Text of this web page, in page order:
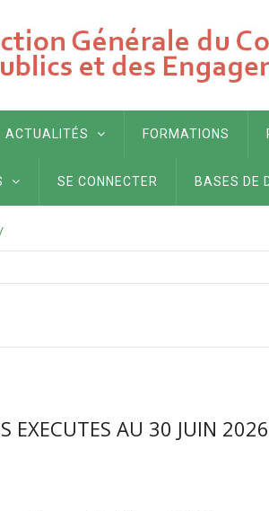
ACTUALITÉS FORMATIONS
SE CONNECTER BASES DE
EXECUTES AU 30 JUIN 2026